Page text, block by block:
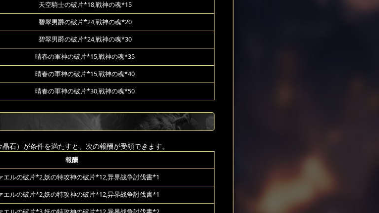
天空騎士の破片*18,戦神の魂*15
碧翠男爵の破片*24,戦神の魂*20
碧翠男爵の破片*24,戦神の魂*30
晴春の軍神の破片*15,戦神の魂*35
晴春の軍神の破片*15,戦神の魂*40
晴春の軍神の破片*30,戦神の魂*50
石）が条件を満たすと、次の報酬が受領できます。
報酬
エルの破片*2,妖の特攻神の破片*12,异界战争討伐書*1
エルの破片*2,妖の特攻神の破片*12,异界战争討伐書*1